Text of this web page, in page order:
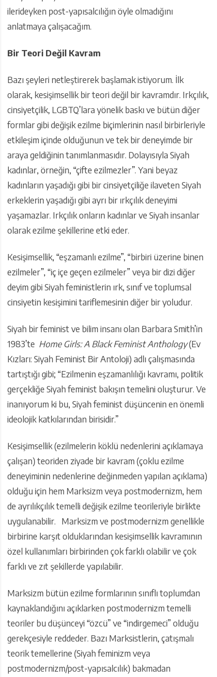
ilerideyken post-yapısalcılığın öyle olmadığını
anlatmaya çalışacağım.
Bir Teori Değil Kavram
Bazı şeyleri netleştirerek başlamak istiyorum. İlk
olarak, kesişimsellik bir teori değil bir kavramdır. Irkçılık,
cinsiyetçilik, LGBTQ’lara yönelik baskı ve bütün diğer
formlar gibi değişik ezilme biçimlerinin nasıl birbirleriyle
etkileşim içinde olduğunun ve tek bir deneyimde bir
araya geldiğinin tanımlanmasıdır. Dolayısıyla Siyah
kadınlar, örneğin, “çifte ezilmezler”. Yani beyaz
kadınların yaşadığı gibi bir cinsiyetçiliğe ilaveten Siyah
erkeklerin yaşadığı gibi ayrı bir ırkçılık deneyimi
yaşamazlar. Irkçılık onların kadınlar ve Siyah insanlar
olarak ezilme şekillerine etki eder.
Kesişimsellik, “eşzamanlı ezilme”, “birbiri üzerine binen
ezilmeler”, “iç içe geçen ezilmeler” veya bir dizi diğer
deyim gibi Siyah feministlerin ırk, sınıf ve toplumsal
cinsiyetin kesişimini tariflemesinin diğer bir yoludur.
Siyah bir feminist ve bilim insanı olan Barbara Smith’in
1983’te Home Girls: A Black Feminist Anthology(Ev
Kızları: Siyah Feminist Bir Antoloji) adlı çalışmasında
tartıştığı gibi; “Ezilmenin eşzamanlılığı kavramı, politik
gerçekliğe Siyah feminist bakışın temelini oluşturur. Ve
inanıyorum ki bu, Siyah feminist düşüncenin en önemli
ideolojik katkılarından birisidir.”
Kesişimsellik (ezilmelerin köklü nedenlerini açıklamaya
çalışan) teoriden ziyade bir kavram (çoklu ezilme
deneyiminin nedenlerine değinmeden yapılan açıklama)
olduğu için hem Marksizm veya postmodernizm, hem
de ayrılıkçılık temelli değişik ezilme teorileriyle birlikte
uygulanabilir. Marksizm ve postmodernizm genellikle
birbirine karşıt olduklarından kesişimsellik kavramının
özel kullanımları birbirinden çok farklı olabilir ve çok
farklı ve zıt şekillerde yapılabilir.
Marksizm bütün ezilme formlarının sınıflı toplumdan
kaynaklandığını açıklarken postmodernizm temelli
teoriler bu düşünceyi “özcü” ve “indirgemeci” olduğu
gerekçesiyle reddeder. Bazı Marksistlerin, çatışmalı
teorik temellerine (Siyah feminizm veya
postmodernizm/post-yapısalcılık) bakmadan